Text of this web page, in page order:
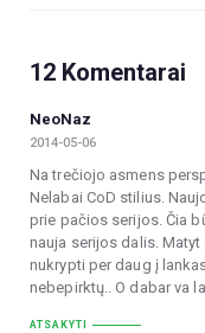
12 Komentarai
NeoNaz
2014-05-06
Na trečiojo asmens
Nelabai CoD stilius.
prie pačios serijos. Čia
nauja serijos dalis.
nukrypti per daug į
nebepirktų.. O dabar va
ATSAKYTI